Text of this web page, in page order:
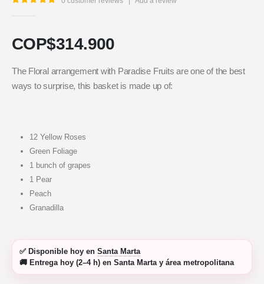
COP$314.900
The Floral arrangement with Paradise Fruits are one of the best
ways to surprise, this basket is made up of:
12 Yellow Roses
Green Foliage
1 bunch of grapes
1 Pear
Peach
Granadilla
✅ Disponible hoy en Santa Marta
🚚 Entrega hoy (2–4 h) en Santa Marta y área metropolitana